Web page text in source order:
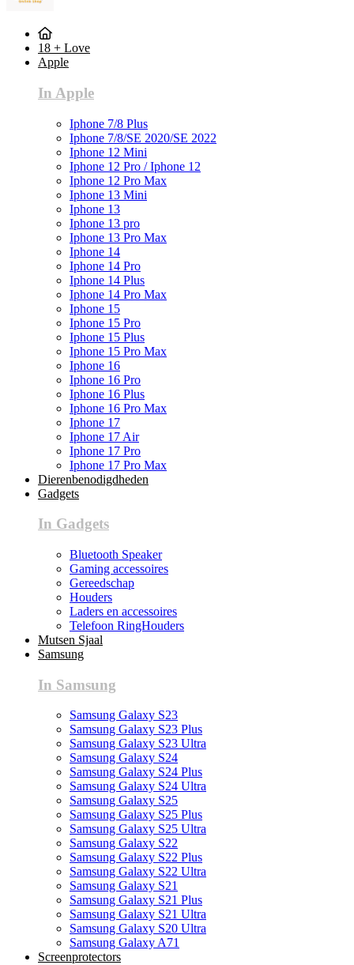
18 + Love
Apple
In Apple
Iphone 7/8 Plus
Iphone 7/8/SE 2020/SE 2022
Iphone 12 Mini
Iphone 12 Pro / Iphone 12
Iphone 12 Pro Max
Iphone 13 Mini
Iphone 13
Iphone 13 pro
Iphone 13 Pro Max
Iphone 14
Iphone 14 Pro
Iphone 14 Plus
Iphone 14 Pro Max
Iphone 15
Iphone 15 Pro
Iphone 15 Plus
Iphone 15 Pro Max
Iphone 16
Iphone 16 Pro
Iphone 16 Plus
Iphone 16 Pro Max
Iphone 17
Iphone 17 Air
Iphone 17 Pro
Iphone 17 Pro Max
Dierenbenodigdheden
Gadgets
In Gadgets
Bluetooth Speaker
Gaming accessoires
Gereedschap
Houders
Laders en accessoires
Telefoon RingHouders
Mutsen Sjaal
Samsung
In Samsung
Samsung Galaxy S23
Samsung Galaxy S23 Plus
Samsung Galaxy S23 Ultra
Samsung Galaxy S24
Samsung Galaxy S24 Plus
Samsung Galaxy S24 Ultra
Samsung Galaxy S25
Samsung Galaxy S25 Plus
Samsung Galaxy S25 Ultra
Samsung Galaxy S22
Samsung Galaxy S22 Plus
Samsung Galaxy S22 Ultra
Samsung Galaxy S21
Samsung Galaxy S21 Plus
Samsung Galaxy S21 Ultra
Samsung Galaxy S20 Ultra
Samsung Galaxy A71
Screenprotectors